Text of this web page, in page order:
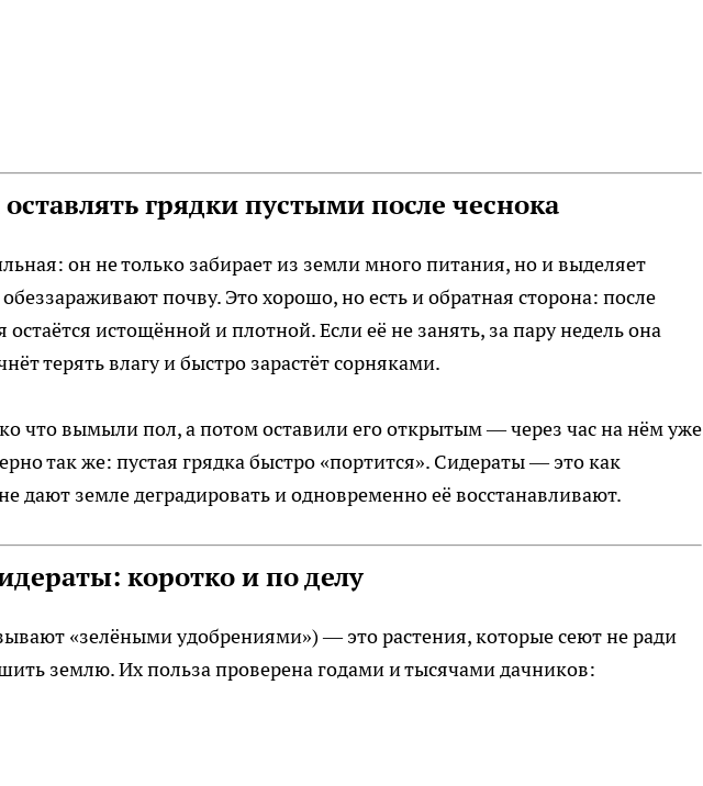
грядки пустыми после чеснока
он не только забирает из земли много питания, но и выделяет
почву. Это хорошо, но есть и обратная сторона: после
остаётся истощённой и плотной. Если её не занять, за пару недель она
терять влагу и быстро зарастёт сорняками.
что вымыли пол, а потом оставили его открытым — через час на нём уже
так же: пустая грядка быстро «портится». Сидераты — это как
дают земле деградировать и одновременно её восстанавливают.
коротко и по делу
«зелёными удобрениями») — это растения, которые сеют не ради
землю. Их польза проверена годами и тысячами дачников: